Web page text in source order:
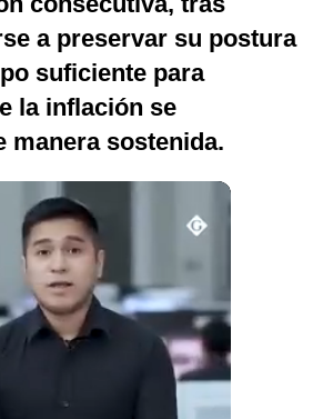
a preservar su postura
suficiente para
la inflación se
manera sostenida.